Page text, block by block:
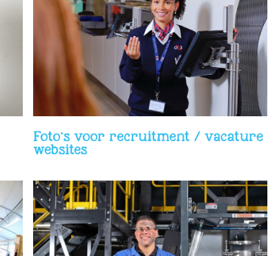
Foto’s voor recruitment / vacature
websites
Portretfotografie op de werkvloer